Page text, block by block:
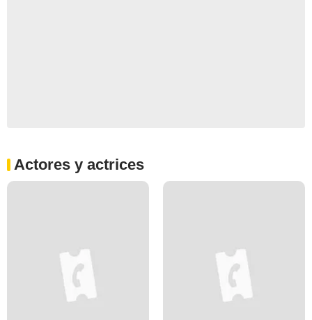
Actores y actrices